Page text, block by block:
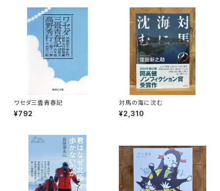
ワセダ三畳青春記
¥792
対馬の海に沈む
¥2,310